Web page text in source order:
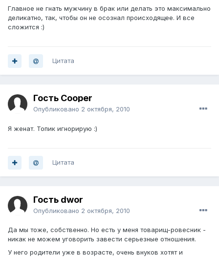
Главное не гнать мужчину в брак или делать это максимально
деликатно, так, чтобы он не осознал происходящее. И все
сложится :)
Цитата
Гость Cooper
Опубликовано 2 октября, 2010
Я женат. Топик игнорирую :)
Цитата
Гость dwor
Опубликовано 2 октября, 2010
Да мы тоже, собственно. Но есть у меня товарищ-ровесник -
никак не можем уговорить завести серьезные отношения.
У него родители уже в возрасте, очень внуков хотят и